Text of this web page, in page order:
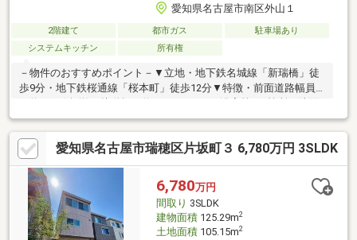
愛知県名古屋市南区外山１
2階建て 都市ガス
駐車場あり
システムキッチン
所有権
－物件のおすすめポイント－▼立地・地下鉄名城線「新瑞橋」徒
歩9分・地下鉄桜通線「桜本町」徒歩12分▼特徴・前面道路幅員
室は4箇所に配置・WIC等、室内随所に収納スペース有・上部吹抜
け仕様の玄関・電動シャッター付駐車場有(車種による)▼周辺環
境・マックスバリュエクスプレス平子店 徒歩5分(約340m)・菊住
小学校 徒歩5分(約380m)・イオンモール新瑞橋店 徒歩8分(約
610m)■ ご希望の住まい探しをお手伝いします ━━━━━・・・
物件の詳細・ご相談はお気軽にお問い合わせください。
愛知県名古屋市瑞穂区片坂町３ 6,780万円 3SLDK
6,780万円
間取り 3SLDK
建物面積125.29m2
土地面積105.15m2